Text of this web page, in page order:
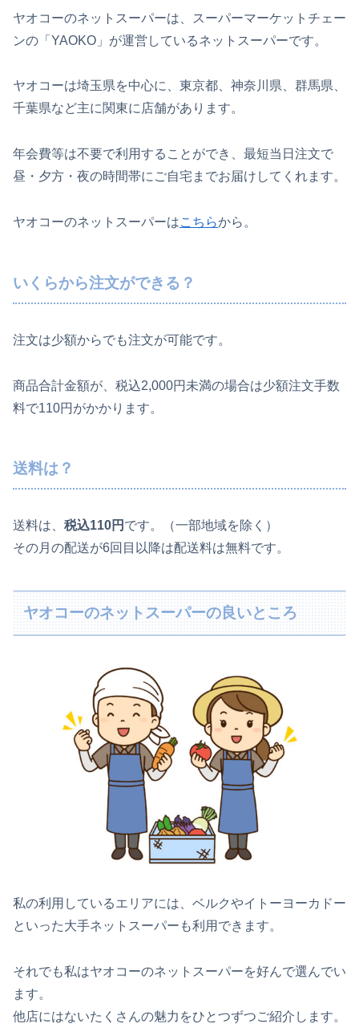
ヤオコーのネットスーパーは、スーパーマーケットチェー
ンの「YAOKO」が運営しているネットスーパーです。
ヤオコーは埼玉県を中心に、東京都、神奈川県、群馬県、
千葉県など主に関東に店舗があります。
年会費等は不要で利用することができ、最短当日注文で
昼・夕方・夜の時間帯にご自宅までお届けしてくれます。
ヤオコーのネットスーパーはこちらから。
いくらから注文ができる？
注文は少額からでも注文が可能です。
商品合計金額が、税込2,000円未満の場合は少額注文手数
料で110円がかかります。
送料は？
送料は、 税込110円 です。（一部地域を除く）
その月の配送が6回目以降は配送料は無料です。
ヤオコーのネットスーパーの良いところ
私の利用しているエリアには、ベルクやイトーヨーカドー
といった大手ネットスーパーも利用できます。
それでも私はヤオコーのネットスーパーを好んで選んでい
ます。
他店にはないたくさんの魅力をひとつずつご紹介します。